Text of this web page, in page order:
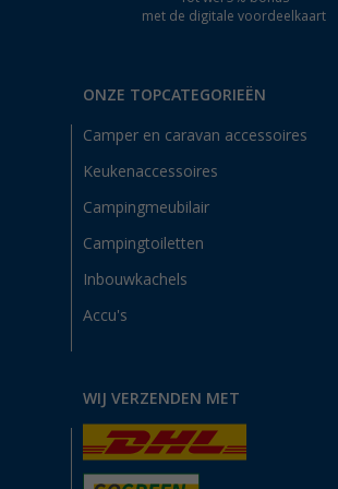
met de digitale voordeelkaart
ONZE TOPCATEGORIEËN
Camper en caravan accessoires
Keukenaccessoires
Campingmeubilair
Campingtoiletten
Inbouwkachels
Accu's
WIJ VERZENDEN MET